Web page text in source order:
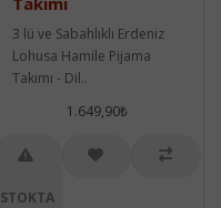
3 lü ve Sabahlıklı Erdeniz
Lohusa Hamile Pijama
Takımı - Dil..
1.649,90₺
STOKTA